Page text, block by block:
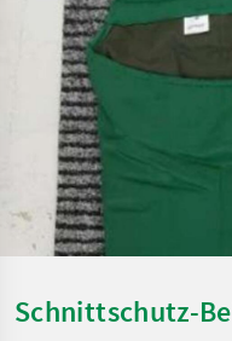
Schnittschutz-